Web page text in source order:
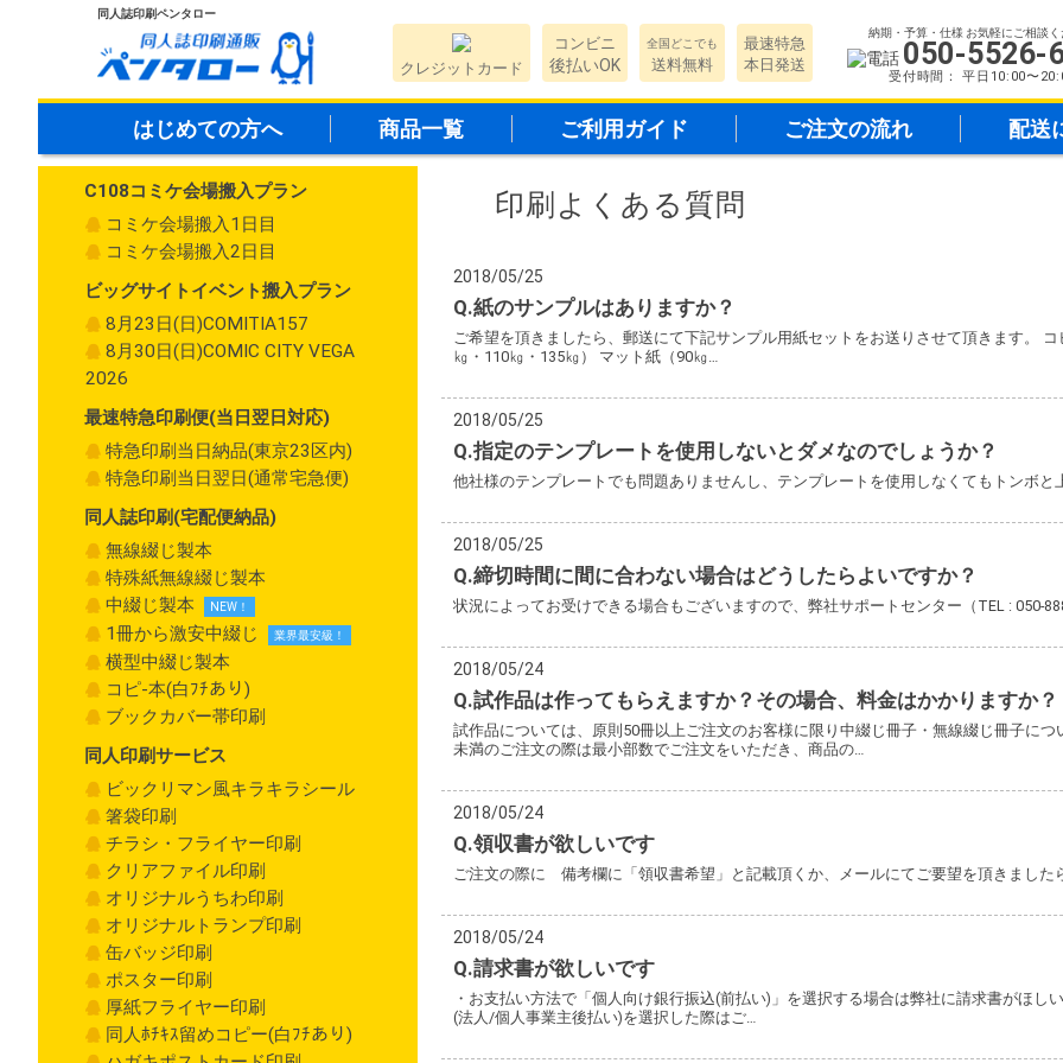
同人誌印刷ペンタロー
クレジットカード
コンビニ
後払いOK
全国どこでも
送料無料
最速特急
本日発送
納期・予算・仕様 お気軽にご相談
050-5526-
受付時間： 平日10:00〜
はじめての方へ 商品一覧 ご利用ガイド ご注文の流れ 配送
C108コミケ会場搬入プラン
コミケ会場搬入1日目
コミケ会場搬入2日目
ビッグサイトイベント搬入プラン
8月23日(日)COMITIA157
8月30日(日)COMIC CITY VEGA
2026
最速特急印刷便(当日翌日対応)
特急印刷当日納品(東京23区内)
特急印刷当日翌日(通常宅急便)
同人誌印刷(宅配便納品)
無線綴じ製本
特殊紙無線綴じ製本
中綴じ製本
1冊から激安中綴じ
横型中綴じ製本
コピ-本(白ﾌﾁあり)
ブックカバー帯印刷
同人印刷サービス
ビックリマン風キラキラシール
箸袋印刷
チラシ・フライヤー印刷
クリアファイル印刷
オリジナルうちわ印刷
オリジナルトランプ印刷
缶バッジ印刷
ポスター印刷
厚紙フライヤー印刷
同人ﾎﾁｷｽ留めコピー(白ﾌﾁあり)
印刷よくある質問
2018/05/25
Q.紙のサンプルはありますか？
ご希望を頂きましたら、郵送にて下記サンプル用紙セットをお送りさせて頂きます。
㎏・110㎏・135㎏） マット紙（90㎏…
2018/05/25
Q.指定のテンプレートを使用しないとダメなのでしょうか？
他社様のテンプレートでも問題ありませんし、テンプレートを使用しなくてもトンボ
2018/05/25
Q.締切時間に間に合わない場合はどうしたらよいですか？
状況によってお受けできる場合もございますので、弊社サポートセンター（TEL : 050-
2018/05/24
Q.試作品は作ってもらえますか？その場合、料金はかかりますか？
試作品については、原則50冊以上ご注文のお客様に限り中綴じ冊子・無線綴じ冊子に
未満のご注文の際は最小部数でご注文をいただき、商品の…
2018/05/24
Q.領収書が欲しいです
ご注文の際に 備考欄に「領収書希望」と記載頂くか、メールにてご要望を頂きまし
2018/05/24
Q.請求書が欲しいです
・お支払い方法で「個人向け銀行振込(前払い)」を選択する場合は弊社に請求書がほし
(法人/個人事業主後払い)を選択した際はご…